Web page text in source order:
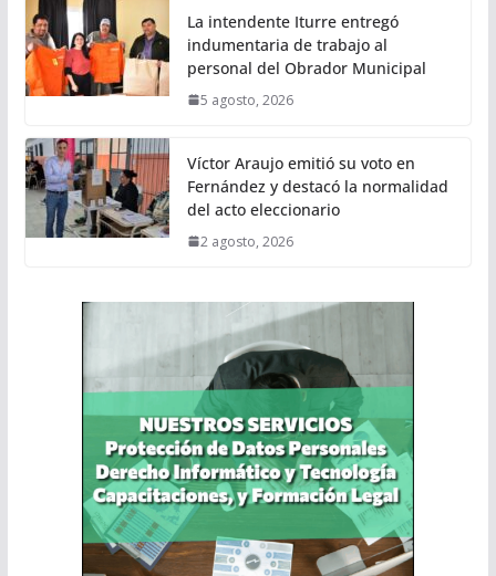
La intendente Iturre entregó
indumentaria de trabajo al
personal del Obrador Municipal
5 agosto, 2026
Víctor Araujo emitió su voto en
Fernández y destacó la normalidad
del acto eleccionario
2 agosto, 2026